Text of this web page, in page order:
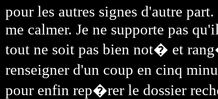
pour les autres signes d'autre
me calmer. Je ne supporte pas
tout ne soit pas bien not� et
renseigner d'un coup en cinq
pour enfin rep�rer le dossier